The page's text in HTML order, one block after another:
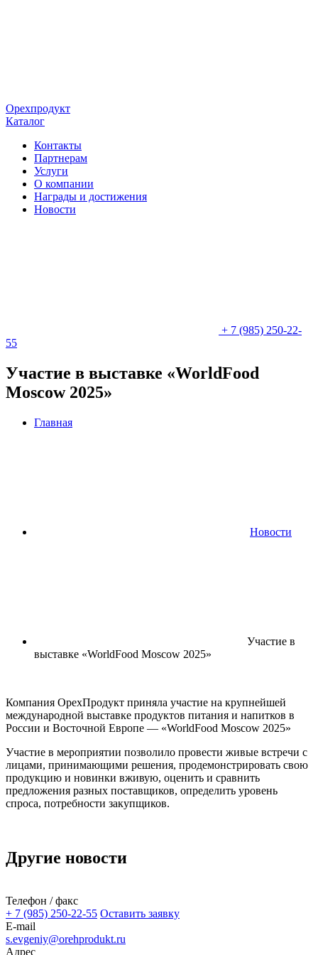
Орехпродукт
Каталог
Контакты
Партнерам
Услуги
О компании
Награды и достижения
Новости
+ 7 (985) 250-22-
55
Участие в выставке «WorldFood
Moscow 2025»
Главная
Новости
Участие в
выставке «WorldFood Moscow 2025»
Компания ОрехПродукт приняла участие на крупнейшей
международной выставке продуктов питания и напитков в
России и Восточной Европе — «WorldFood Moscow 2025»
Участие в мероприятии позволило провести живые встречи с
лицами, принимающими решения, продемонстрировать свою
продукцию и новинки вживую, оценить и сравнить
предложения разных поставщиков, определить уровень
спроса, потребности закупщиков.
Другие новости
Телефон / факс
+ 7 (985) 250-22-55 Оставить заявку
E-mail
s.evgeniy@orehprodukt.ru
Адрес